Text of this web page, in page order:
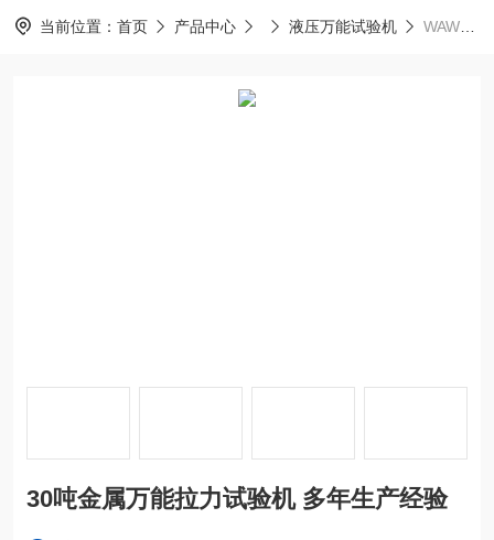
当前位置： 首页 产品中心 液压万能试验机 WAW30吨金属万能拉力试验机 多年生产经验
30吨金属万能拉力试验机 多年生产经验